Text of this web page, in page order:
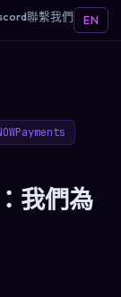
聯繫我們 EN
我們為